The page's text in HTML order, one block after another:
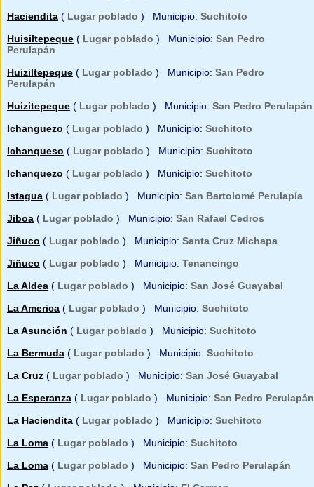
Haciendita ( Lugar poblado ) Municipio: Suchitoto
Huisiltepeque ( Lugar poblado ) Municipio: San Pedro
Perulapán
Huiziltepeque ( Lugar poblado ) Municipio: San Pedro
Perulapán
Huizitepeque ( Lugar poblado ) Municipio: San Pedro Perulapán
Ichanguezo ( Lugar poblado ) Municipio: Suchitoto
Ichanqueso ( Lugar poblado ) Municipio: Suchitoto
Ichanquezo ( Lugar poblado ) Municipio: Suchitoto
Istagua ( Lugar poblado ) Municipio: San Bartolomé Perulapía
Jiboa ( Lugar poblado ) Municipio: San Rafael Cedros
Jiñuco ( Lugar poblado ) Municipio: Santa Cruz Michapa
Jiñuco ( Lugar poblado ) Municipio: Tenancingo
La Aldea ( Lugar poblado ) Municipio: San José Guayabal
La America ( Lugar poblado ) Municipio: Suchitoto
La Asunción ( Lugar poblado ) Municipio: Suchitoto
La Bermuda ( Lugar poblado ) Municipio: Suchitoto
La Cruz ( Lugar poblado ) Municipio: San José Guayabal
La Esperanza ( Lugar poblado ) Municipio: San Pedro Perulapán
La Haciendita ( Lugar poblado ) Municipio: Suchitoto
La Loma ( Lugar poblado ) Municipio: Suchitoto
La Loma ( Lugar poblado ) Municipio: San Pedro Perulapán